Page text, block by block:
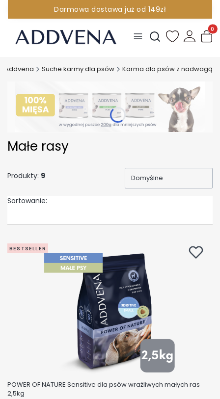
Darmowa dostawa już od 149zł
INFOLINIA 881 096 380
Otwórz
Addvena Suche karmy dla psów Karma dla psów z nadwagą
Małe rasy
Produkty: 9
Sortowanie:
Domyślne
BESTSELLER
POWER OF NATURE Sensitive dla psów wrażliwych małych ras
2,5kg